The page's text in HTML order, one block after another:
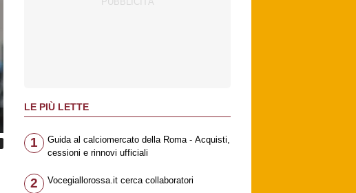
LE PIÙ LETTE
1
Guida al calciomercato della Roma - Acquisti,
cessioni e rinnovi ufficiali
2 Vocegiallorossa.it cerca collaboratori